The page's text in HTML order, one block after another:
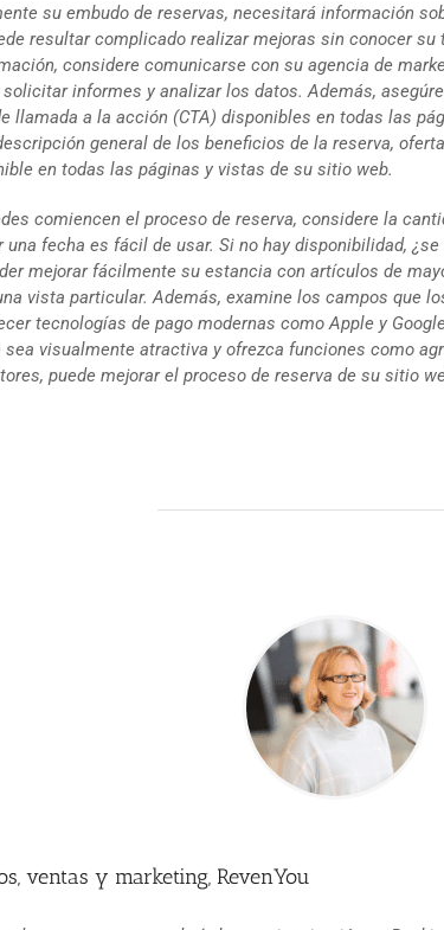
su embudo de reservas, necesitará información
resultar complicado realizar mejoras sin conocer
considere comunicarse con su agencia de
informes y analizar los datos. Además,
llamada a la acción (CTA) disponibles en todas las
general de los beneficios de la reserva,
en todas las páginas y vistas de su sitio web.
comiencen el proceso de reserva, considere la
fecha es fácil de usar. Si no hay disponibilidad,
mejorar fácilmente su estancia con artículos de
vista particular. Además, examine los campos que
tecnologías de pago modernas como Apple y
sea visualmente atractiva y ofrezca funciones como
puede mejorar el proceso de reserva de su sitio
ventas y marketing, RevenYou